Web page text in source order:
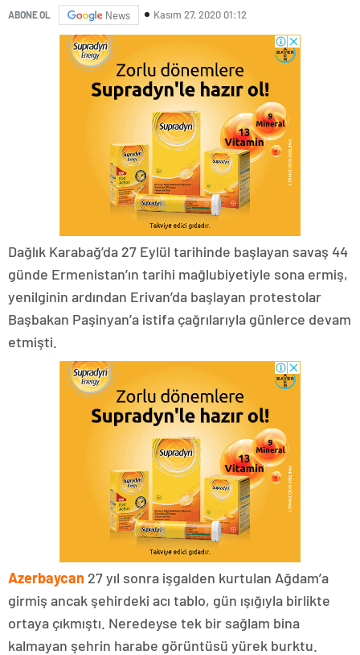
ABONE OL News Kasım 27, 2020 01:12
Dağlık Karabağ’da 27 Eylül tarihinde başlayan savaş 44
günde Ermenistan’ın tarihi mağlubiyetiyle sona ermiş,
yenilginin ardından Erivan’da başlayan protestolar
Başbakan Paşinyan’a istifa çağrılarıyla günlerce devam
etmişti.
Azerbaycan 27 yıl sonra işgalden kurtulan Ağdam’a
girmiş ancak şehirdeki acı tablo, gün ışığıyla birlikte
ortaya çıkmıştı. Neredeyse tek bir sağlam bina
kalmayan şehrin harabe görüntüsü yürek burktu.